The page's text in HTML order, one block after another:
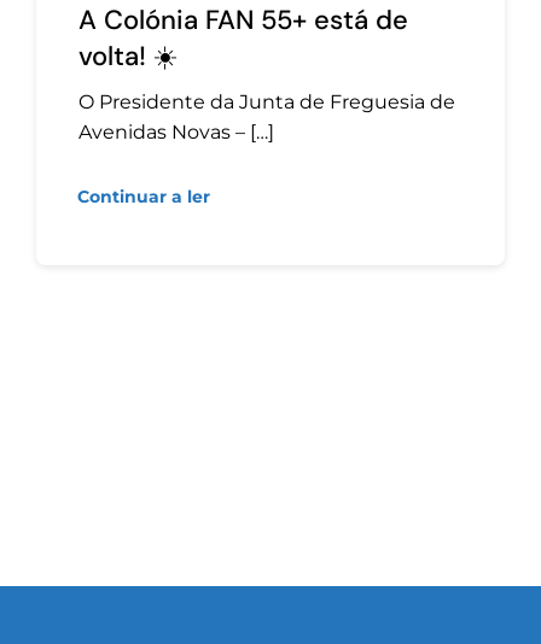
A Colónia FAN 55+ está de
volta! ☀️
O Presidente da Junta de Freguesia de
Avenidas Novas – […]
Continuar a ler